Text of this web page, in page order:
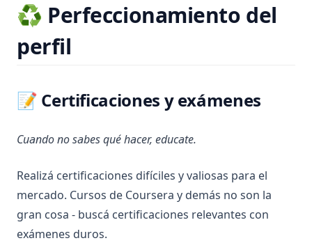
♻️ Perfeccionamiento del
perfil
📝 Certificaciones y exámenes
Cuando no sabes qué hacer, educate.
Realizá certificaciones difíciles y valiosas para el
mercado. Cursos de Coursera y demás no son la
gran cosa - buscá certificaciones relevantes con
exámenes duros.